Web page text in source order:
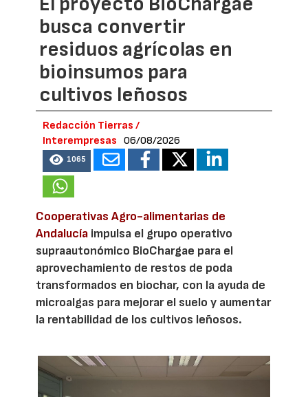
busca convertir
residuos agrícolas en
bioinsumos para
cultivos leñosos
Redacción Tierras /
Interempresas
06/08/2026
1065
Cooperativas Agro-alimentarias de
Andalucía impulsa el grupo operativo
supraautonómico BioChargae para el
aprovechamiento de restos de poda
transformados en biochar, con la ayuda de
microalgas para mejorar el suelo y aumentar
la rentabilidad de los cultivos leñosos.